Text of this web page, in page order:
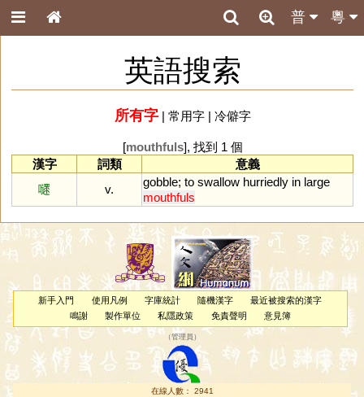
粵
普
英語搜索
所有字| 常用字| 冷僻字
[mouthfuls], 找到 1 個
漢字
詞類
意義
嚃
v.
gobble; to swallow hurriedly in large
mouthfuls
新手入門 使用凡例 字庫統計 隨機漢字
最近被搜索的漢字
鳴謝
製作單位 私隱政策 免責聲明 意見簿
（管理員 ）
在線人數： 2941